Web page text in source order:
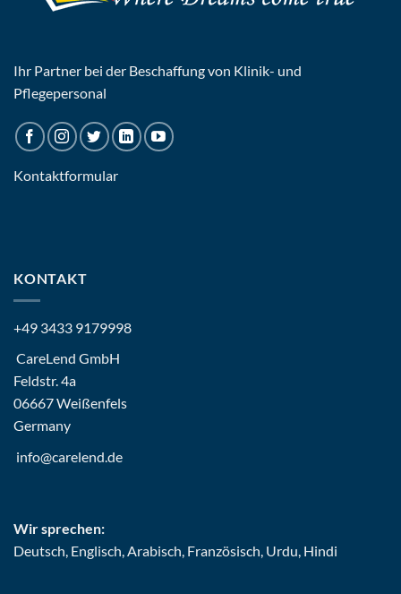
Ihr Partner bei der Beschaffung von Klinik- und
Pflegepersonal
Kontaktformular
KONTAKT
+49 3433 9179998
CareLend GmbH
Feldstr. 4a
06667 Weißenfels
Germany
info@carelend.de
Wir sprechen:
Deutsch, Englisch, Arabisch, Französisch, Urdu, Hindi